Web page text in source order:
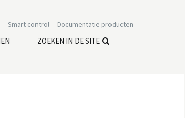
Documentatie producten
Smart control
ZOEKEN IN DE SITE